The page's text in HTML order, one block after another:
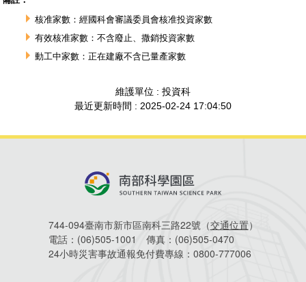
744-094臺南市新市區南科三路22號（交通位置）
電話： (06)505-1001 傳真： (06)505-0470
24小時災害事故通報免付費專線： 0800-777006